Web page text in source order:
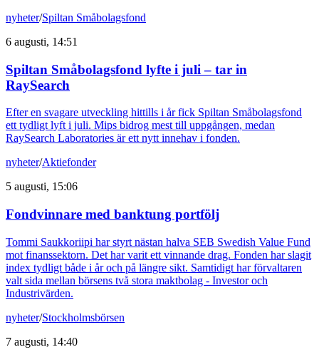
nyheter/Spiltan Småbolagsfond
6 augusti, 14:51
Spiltan Småbolagsfond lyfte i juli – tar in
RaySearch
Efter en svagare utveckling hittills i år fick Spiltan Småbolagsfond
ett tydligt lyft i juli. Mips bidrog mest till uppgången, medan
RaySearch Laboratories är ett nytt innehav i fonden.
nyheter/Aktiefonder
5 augusti, 15:06
Fondvinnare med banktung portfölj
Tommi Saukkoriipi har styrt nästan halva SEB Swedish Value Fund
mot finanssektorn. Det har varit ett vinnande drag. Fonden har slagit
index tydligt både i år och på längre sikt. Samtidigt har förvaltaren
valt sida mellan börsens två stora maktbolag - Investor och
Industrivärden.
nyheter/Stockholmsbörsen
7 augusti, 14:40